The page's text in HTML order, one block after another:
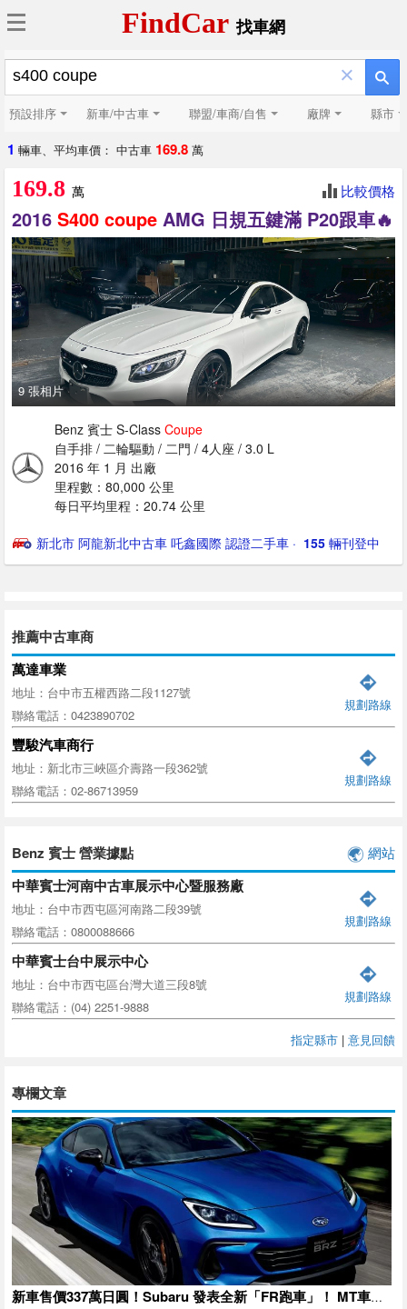
FindCar找車網
×
預設排序 新車/中古車 聯盟/車商/自售 廠牌 縣市
1 輛車、平均車價： 中古車 169.8 萬
169.8 萬 比較價格
2016 S400 coupe AMG 日規五鍵滿 P20跟車🔥
9 張相片
Benz 賓士 S-Class Coupe
自手排 / 二輪驅動 / 二門 / 4人座 / 3.0 L
2016 年 1 月 出廠
里程數：80,000 公里
每日平均里程：20.74 公里
新北市 阿龍新北中古車 吒鑫國際 認證二手車 · ‎ 155 輛刊登中
推薦中古車商
萬達車業
地址：台中市五權西路二段1127號
聯絡電話：0423890702
規劃路線
豐駿汽車商行
地址：新北市三峽區介壽路一段362號
聯絡電話：02-86713959
規劃路線
Benz 賓士 營業據點 網站
中華賓士河南中古車展示中心暨服務廠
地址：台中市西屯區河南路二段39號
聯絡電話：0800088666
規劃路線
中華賓士台中展示中心
地址：台中市西屯區台灣大道三段8號
聯絡電話：(04) 2251-9888
規劃路線
指定縣市 | 意見回饋
專欄文章
新車售價337萬日圓！Subaru 發表全新「FR跑車」！ MT車型首度搭載「三鏡頭 EyeSight」，排檔操作性也全面升級的最新「BRZ」正式登場！